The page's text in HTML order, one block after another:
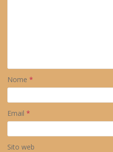
Nome *
Email *
Sito web